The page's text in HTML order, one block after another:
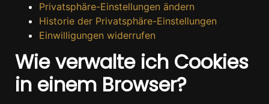
Privatsphäre-Einstellungen ändern
Historie der Privatsphäre-Einstellungen
Einwilligungen widerrufen
Wie verwalte ich Cookies
in einem Browser?